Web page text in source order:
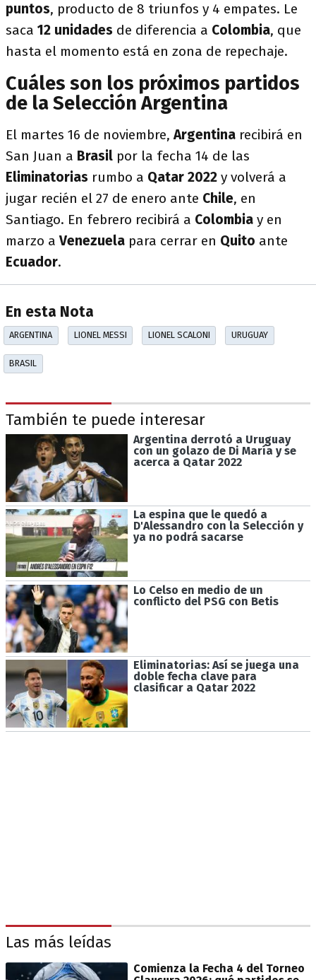
puntos, producto de 8 triunfos y 4 empates. Le
saca 12 unidades de diferencia a Colombia, que
hasta el momento está en zona de repechaje.
Cuáles son los próximos partidos
de la Selección Argentina
El martes 16 de noviembre,Argentina recibirá en
San Juan a Brasil por la fecha 14 de las
Eliminatorias rumbo a Qatar 2022 y volverá a
jugar recién el 27 de enero ante Chile, en
Santiago. En febrero recibirá a Colombia y en
marzo aVenezuela para cerrar en Quito ante
Ecuador.
En esta Nota
ARGENTINA LIONEL MESSI LIONEL SCALONI URUGUAY
BRASIL
También te puede interesar
Argentina derrotó a Uruguay
con un golazo de Di María y se
acerca a Qatar 2022
La espina que le quedó a
D'Alessandro con la Selección y
ya no podrá sacarse
Lo Celso en medio de un
conflicto del PSG con Betis
Eliminatorias: Así se juega una
doble fecha clave para
clasificar a Qatar 2022
Las más leídas
Comienza la Fecha 4 del Torneo